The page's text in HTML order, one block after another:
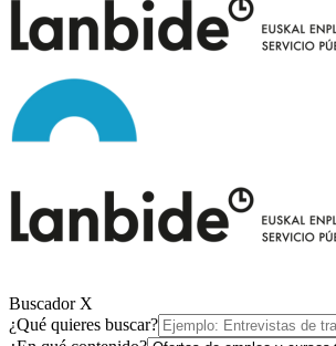
Buscador X
¿Qué quieres buscar?